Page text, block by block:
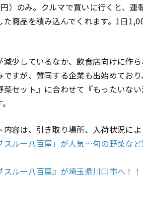
）のみ。クルマで買いに行くと、
た商品を積み込んでくれます。1日
減少しているなか、飲食店向けに作
ですが、賛同する企業も出始めてお
菜セット』に合わせて『もったいな
容は、引き取り場所、入荷状況によ
スルー八百屋」が人気…旬の野菜な
ルー八百屋』が埼玉県川口市へ！！